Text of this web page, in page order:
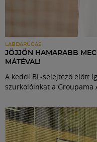
LABDARÚGÁS
JÖJJÖN HAMARABB
MÁTÉVAL!
A keddi BL-selejtező előtt
szurkolóinkat a Groupama
Shop
English